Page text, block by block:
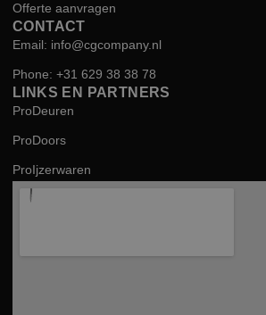
Offerte aanvragen
CONTACT
Email: info@cgcompany.nl
Phone: +31 629 38 38 78
LINKS EN PARTNERS
ProDeuren
ProDoors
ProIjzerwaren